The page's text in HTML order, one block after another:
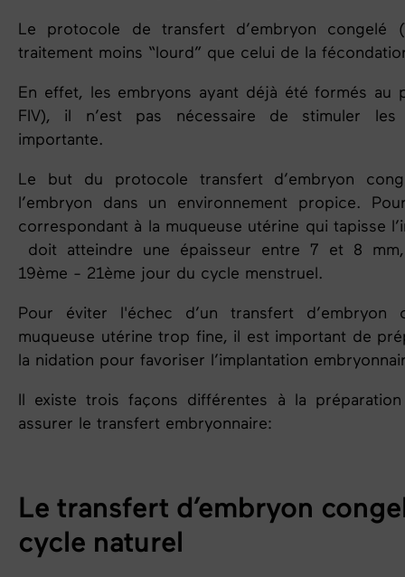
Le protocole de transfert d’embryon congelé
traitement moins “lourd” que celui de la
En effet, les embryons ayant déjà été formés au
FIV), il n’est pas nécessaire de stimuler
importante.
Le but du protocole transfert d’embryon
l’embryon dans un environnement propice.
correspondant à la muqueuse utérine qui tapisse
doit atteindre une épaisseur entre 7 et 8
19ème - 21ème jour du cycle menstruel.
Pour éviter l'échec d’un transfert
muqueuse utérine trop fine, il est important de
la nidation pour favoriser l’implantation
Il existe trois façons différentes à la
assurer le transfert embryonnaire:
Le transfert d’embryon
cycle naturel